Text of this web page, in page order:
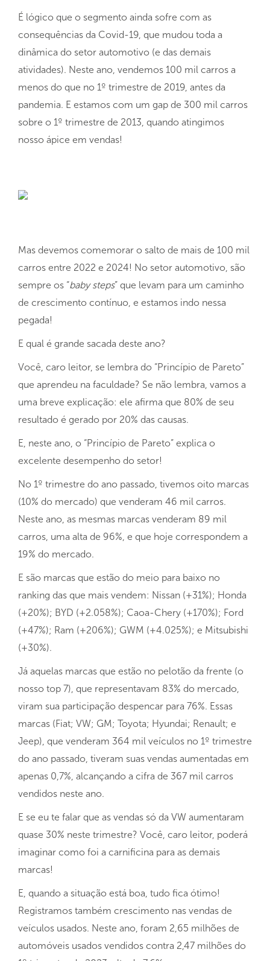
É lógico que o segmento ainda sofre com as
consequências da Covid-19, que mudou toda a
dinâmica do setor automotivo (e das demais
atividades). Neste ano, vendemos 100 mil carros a
menos do que no 1º trimestre de 2019, antes da
pandemia. E estamos com um gap de 300 mil carros
sobre o 1º trimestre de 2013, quando atingimos
nosso ápice em vendas!
Mas devemos comemorar o salto de mais de 100 mil
carros entre 2022 e 2024! No setor automotivo, são
sempre os “baby steps” que levam para um caminho
de crescimento contínuo, e estamos indo nessa
pegada!
E qual é grande sacada deste ano?
Você, caro leitor, se lembra do “Princípio de Pareto”
que aprendeu na faculdade? Se não lembra, vamos a
uma breve explicação: ele afirma que 80% de seu
resultado é gerado por 20% das causas.
E, neste ano, o “Princípio de Pareto” explica o
excelente desempenho do setor!
No 1º trimestre do ano passado, tivemos oito marcas
(10% do mercado) que venderam 46 mil carros.
Neste ano, as mesmas marcas venderam 89 mil
carros, uma alta de 96%, e que hoje correspondem a
19% do mercado.
E são marcas que estão do meio para baixo no
ranking das que mais vendem: Nissan (+31%); Honda
(+20%); BYD (+2.058%); Caoa-Chery (+170%); Ford
(+47%); Ram (+206%); GWM (+4.025%); e Mitsubishi
(+30%).
Já aquelas marcas que estão no pelotão da frente (o
nosso top 7), que representavam 83% do mercado,
viram sua participação despencar para 76%. Essas
marcas (Fiat; VW; GM; Toyota; Hyundai; Renault; e
Jeep), que venderam 364 mil veículos no 1º trimestre
do ano passado, tiveram suas vendas aumentadas em
apenas 0,7%, alcançando a cifra de 367 mil carros
vendidos neste ano.
E se eu te falar que as vendas só da VW aumentaram
quase 30% neste trimestre? Você, caro leitor, poderá
imaginar como foi a carnificina para as demais
marcas!
E, quando a situação está boa, tudo fica ótimo!
Registramos também crescimento nas vendas de
veículos usados. Neste ano, foram 2,65 milhões de
automóveis usados vendidos contra 2,47 milhões do